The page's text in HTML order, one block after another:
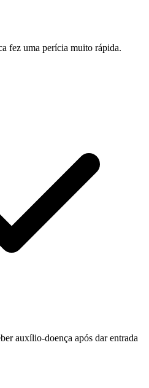
fez uma perícia muito rápida.
auxílio-doença após dar entrada